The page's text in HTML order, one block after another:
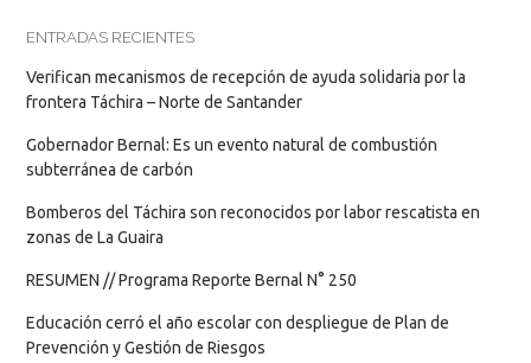
ENTRADAS RECIENTES
Verifican mecanismos de recepción de ayuda solidaria por la
frontera Táchira – Norte de Santander
Gobernador Bernal: Es un evento natural de combustión
subterránea de carbón
Bomberos del Táchira son reconocidos por labor rescatista en
zonas de La Guaira
RESUMEN // Programa Reporte Bernal N° 250
Educación cerró el año escolar con despliegue de Plan de
Prevención y Gestión de Riesgos